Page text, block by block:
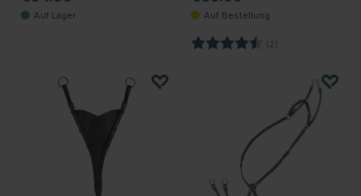
Bewertung: (2)